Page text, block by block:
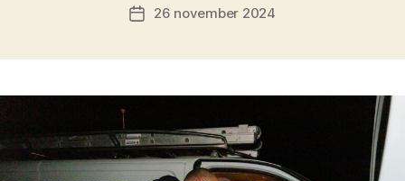
Berichtdatum
26 november 2024